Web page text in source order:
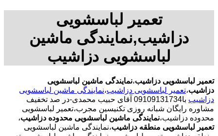
تعمیر لباسشویی
دزاشیب,نمایندگی ماشین
لباسشویی دزاشیب
تعمیر لباسشویی دزاشیب،نمایندگی ماشین لباسشویی
دزاشیب،تعمیر لباسشویی دزاشیب،نمایندگی ماشین لباسشویی
دزاشیب
با09109131734 آقای حبیب محمدی-در صد تخفیف
مشاوره رایگان شبانه روزی تکنیسین مجرب،تعمیر لباسشویی
محدوده دزاشیب،نمایندگی ماشین لباسشویی محدوده دزاشیب،
تعمیر لباسشویی منطقه دزاشیب،نمایندگی ماشین لباسشویی